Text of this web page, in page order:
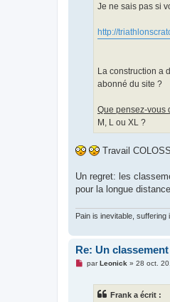
Je ne sais pas si
http://
La construction a
abonné du site ?
Que pensez-vous
M, L ou XL ?
Travail
Un regret: les
pour la longue
Pain is inevitable, suffering
Re: Un
MparLeonick » 28 oct.
Frank a écrit :